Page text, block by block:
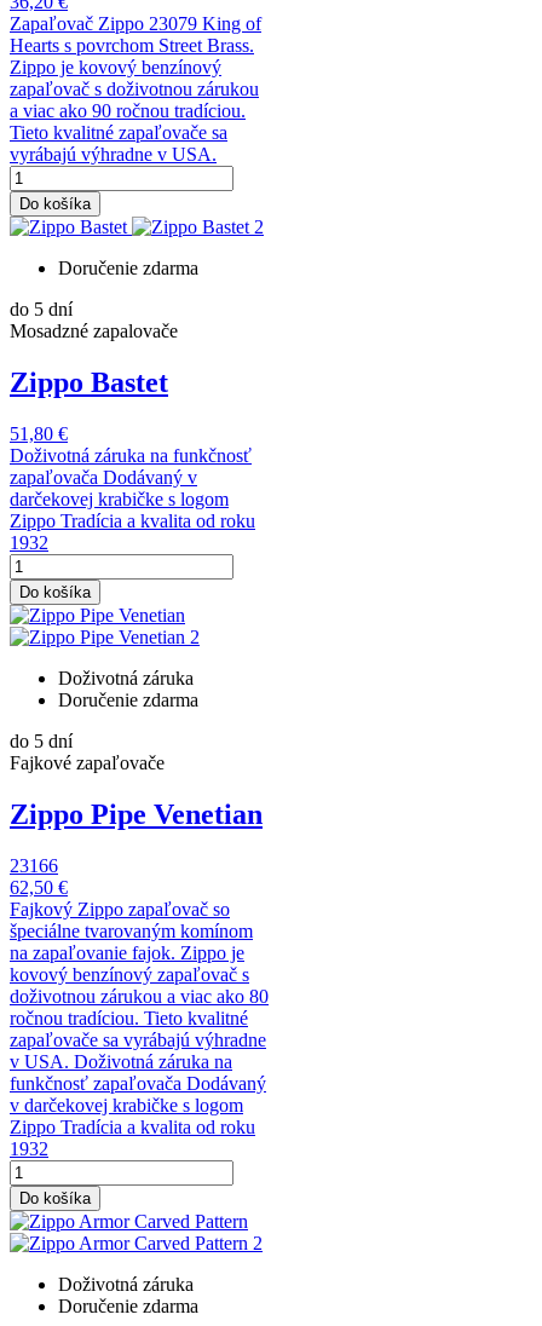
Zapaľovač Zippo 23079 King of
Hearts s povrchom Street Brass.
Zippo je kovový benzínový
zapaľovač s doživotnou zárukou
a viac ako 90 ročnou tradíciou.
Tieto kvalitné zapaľovače sa
vyrábajú výhradne v USA.
Do košíka
Doručenie zdarma
do 5 dní
Mosadzné zapalovače
Zippo Bastet
51,80 €
Doživotná záruka na funkčnosť
zapaľovača Dodávaný v
darčekovej krabičke s logom
Zippo Tradícia a kvalita od roku
1932
Do košíka
Doživotná záruka
Doručenie zdarma
do 5 dní
Fajkové zapaľovače
Zippo Pipe Venetian
23166
62,50 €
Fajkový Zippo zapaľovač so
špeciálne tvarovaným komínom
na zapaľovanie fajok. Zippo je
kovový benzínový zapaľovač s
doživotnou zárukou a viac ako 80
ročnou tradíciou. Tieto kvalitné
zapaľovače sa vyrábajú výhradne
v USA. Doživotná záruka na
funkčnosť zapaľovača Dodávaný
v darčekovej krabičke s logom
Zippo Tradícia a kvalita od roku
1932
Do košíka
Doživotná záruka
Doručenie zdarma